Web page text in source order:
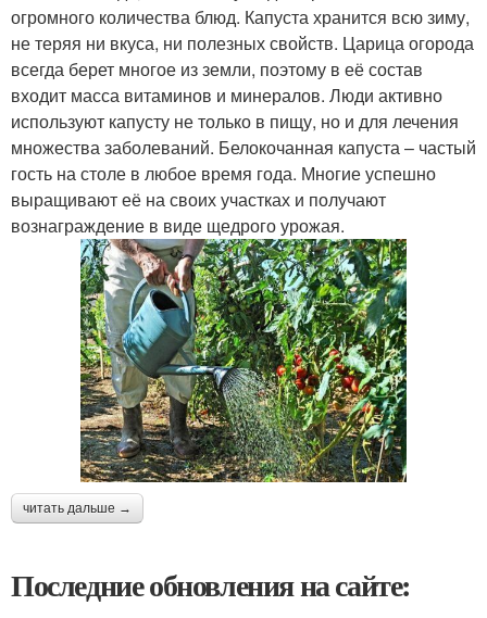
огромного количества блюд. Капуста хранится всю зиму,
не теряя ни вкуса, ни полезных свойств. Царица огорода
всегда берет многое из земли, поэтому в её состав
входит масса витаминов и минералов. Люди активно
используют капусту не только в пищу, но и для лечения
множества заболеваний. Белокочанная капуста – частый
гость на столе в любое время года. Многие успешно
выращивают её на своих участках и получают
вознаграждение в виде щедрого урожая.
читать дальше →
Последние обновления на сайте: